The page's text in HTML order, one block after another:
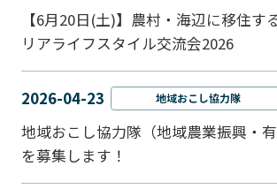
【6月20日(土)】農村・海辺に移住す
リアライフスタイル交流会2026
2026-04-23 地域おこし協力隊
地域おこし協力隊（地域農業振興・有
を募集します！